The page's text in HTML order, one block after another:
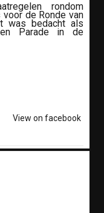
rondom
de Ronde van
was bedacht als
Parade in de
View on facebook